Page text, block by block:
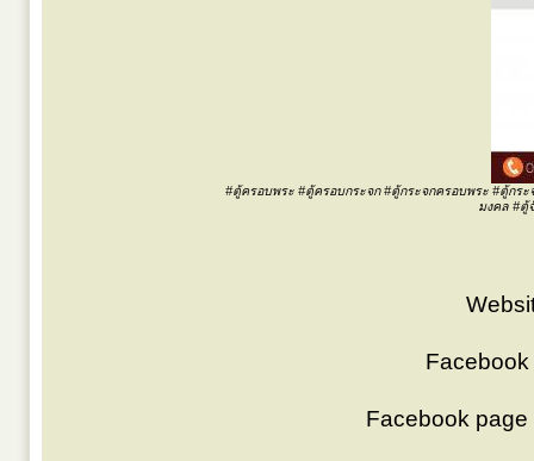
#ตู้ครอบพระ #ตู้ครอบกระจก #ตู้กระจกครอบพระ #ตู้กร
มงคล #ตู้
Facebook